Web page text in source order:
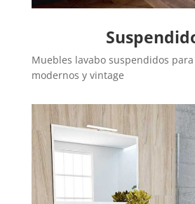
Muebles lavabo suspendidos
modernos y vintage